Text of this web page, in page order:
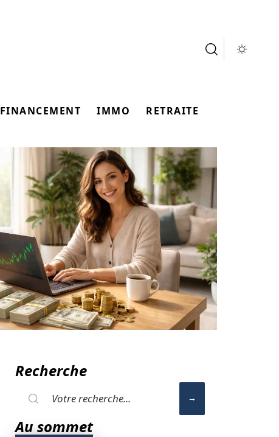
FINANCEMENT IMMO RETRAITE
Recherche
Au sommet